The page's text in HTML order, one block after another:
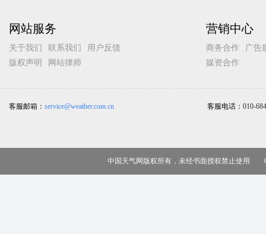
网站服务
关于我们 联系我们
用户反馈
版权声明
网站律师
营销中心
商务合作
广告
媒资合作
客服邮箱： service@weather.com.cn 客服电话： 010-
中国天气网版权所有，未经书面授权禁止使用